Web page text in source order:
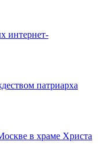
интернет-
патриарха
в храме Христа